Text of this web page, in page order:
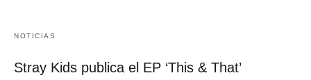
NOTICIAS
Stray Kids publica el EP ‘This & That’